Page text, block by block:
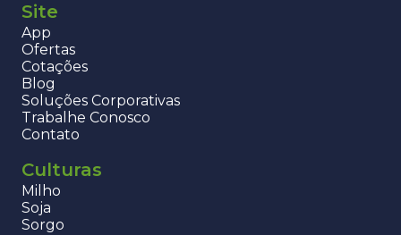
Site
App
Ofertas
Cotações
Blog
Soluções Corporativas
Trabalhe Conosco
Contato
Culturas
Milho
Soja
Sorgo